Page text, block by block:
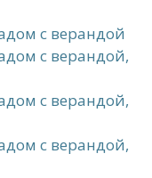
с верандой
с верандой,
с верандой,
с верандой,